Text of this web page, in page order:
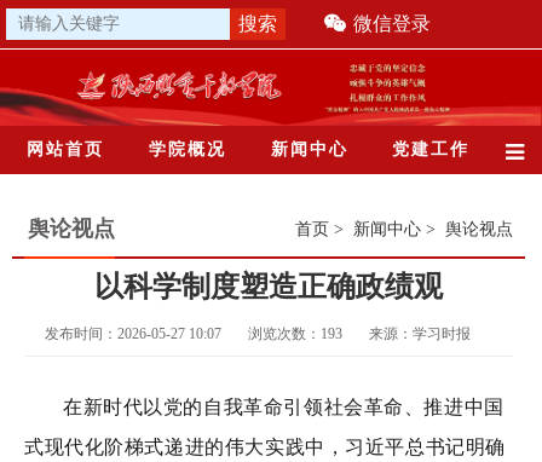
微信登录
网站首页 学院概况 新闻中心 党建工作
首页 > 新闻中心 > 舆论视点
舆论视点
以科学制度塑造正确政绩观
发布时间：2026-05-27 10:07 浏览次数： 193 来源：学习时报
在新时代以党的自我革命引领社会革命、推进中国
式现代化阶梯式递进的伟大实践中，习近平总书记明确